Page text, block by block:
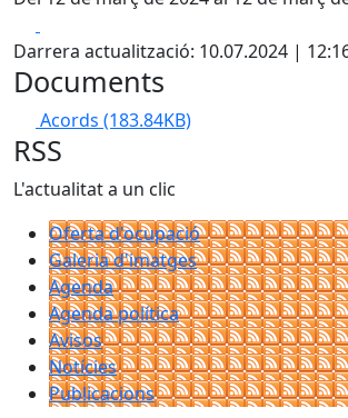
Darrera actualització: 10.07.2024 |
Documents
Acords (183.84KB)
RSS
L'actualitat a un clic
Oferta d'ocupació
Galeria d'imatges
Agenda
Agenda política
Avisos
Notícies
Publicacions